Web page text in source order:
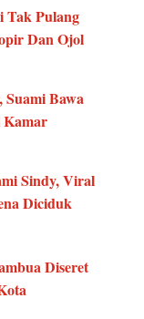
Tak Pulang
Dan Ojol
Bawa
Kamar
Sindy, Viral
Diciduk
Diseret